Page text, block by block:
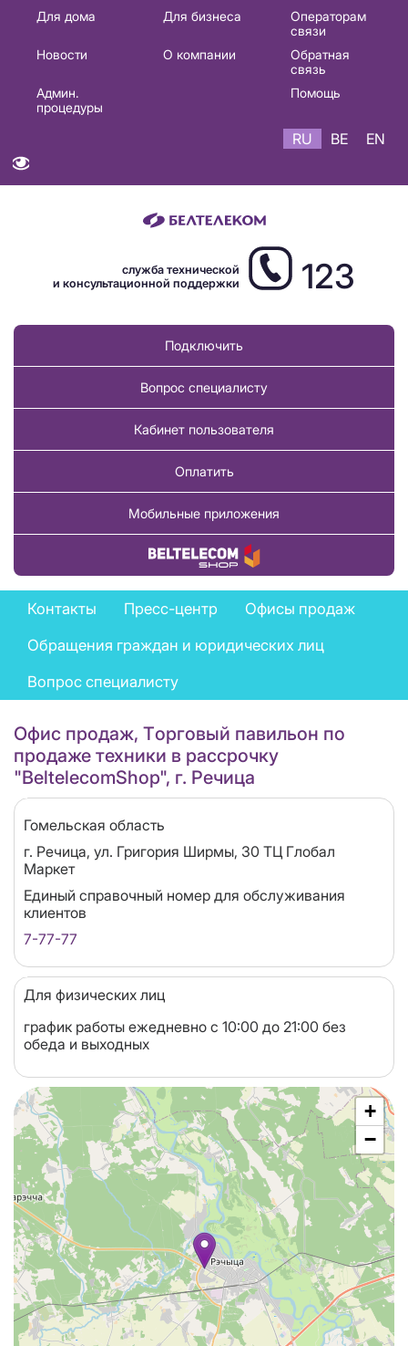
Основная
навигация
Для дома Для бизнеса
Операторам
связи
Новости
О компании
Обратная
связь
Админ.
процедуры
Помощь
RU BE EN
служба технической
и консультационной поддержки
123
Подключить
Вопрос специалисту
Кабинет пользователя
Оплатить
Мобильные приложения
Купить товар
Feedback
menu
Контакты Пресс-центр
Офисы продаж
Обращения граждан и юридических лиц
Вопрос специалисту
Офис продаж, Tорговый павильон по
продаже техники в рассрочку
"BeltelecomShop", г. Речица
Область
Гомельская область
Адрес
г. Речица, ул. Григория Ширмы, 30 ТЦ Глобал
Маркет
Единый справочный номер для обслуживания
клиентов
7-77-77
Для физических лиц
график работы ежедневно с 10:00 до 21:00 без
обеда и выходных
+
−